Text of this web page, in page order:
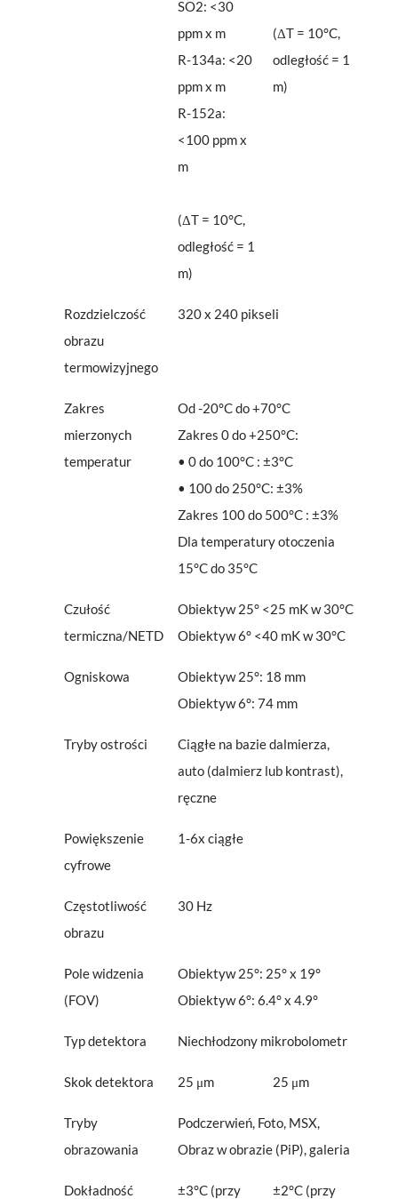
SO2: <30
ppm x m
R-134a: <20
ppm x m
R-152a:
<100 ppm x
m
(ΔT = 10°C,
odległość = 1
m)
(ΔT = 10°C,
odległość = 1
m)
Rozdzielczość
obrazu
termowizyjnego
320 x 240 pikseli
Zakres
mierzonych
temperatur
Od -20°C do +70°C
Zakres 0 do +250°C:
• 0 do 100°C : ±3°C
• 100 do 250°C: ±3%
Zakres 100 do 500°C : ±3%
Dla temperatury otoczenia
15°C do 35°C
Czułość
termiczna/NETD
Obiektyw 25° <25 mK w 30°C
Obiektyw 6° <40 mK w 30°C
Ogniskowa
Obiektyw 25°: 18 mm
Obiektyw 6°: 74 mm
Tryby ostrości
Ciągłe na bazie dalmierza,
auto (dalmierz lub kontrast),
ręczne
Powiększenie
cyfrowe
1-6x ciągłe
Częstotliwość
obrazu
30 Hz
Pole widzenia
(FOV)
Obiektyw 25°: 25° x 19°
Obiektyw 6°: 6.4° x 4.9°
Typ detektora Niechłodzony mikrobolometr
Skok detektora 25 μm 25 μm
Tryby
obrazowania
Podczerwień, Foto, MSX,
Obraz w obrazie (PiP), galeria
Dokładność
±3°C (przy
±2°C (przy